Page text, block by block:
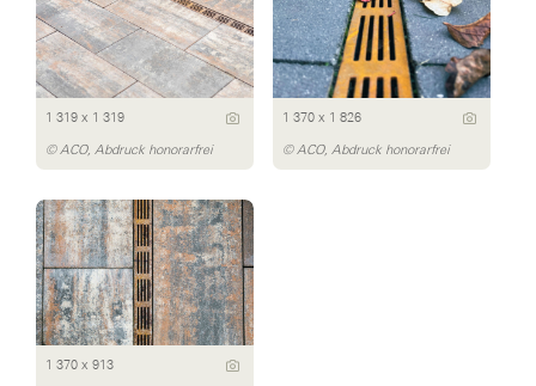
1 319 x 1 319
© ACO, Abdruck honorarfrei
1 370 x 1 826
© ACO, Abdruck honorarfrei
1 370 x 913